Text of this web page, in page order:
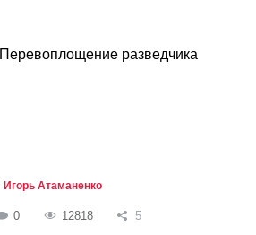
Перевоплощение разведчика
Игорь Атаманенко
0 12818 5